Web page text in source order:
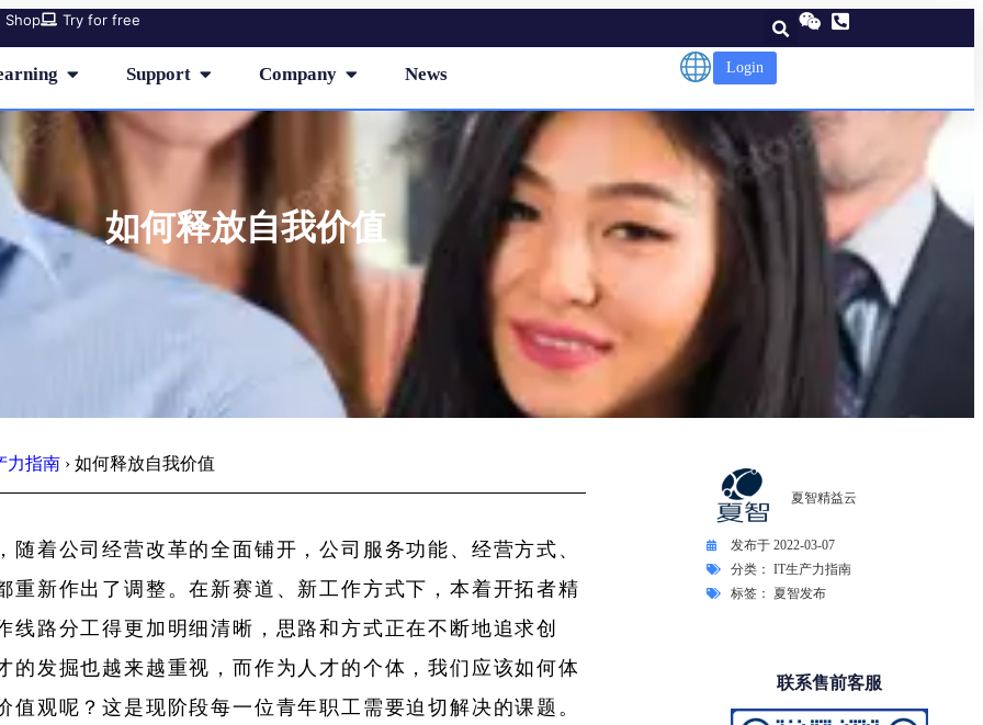
Shop Try for free
Support Company News Login
如何释放自我价值
力指南 ›如何释放自我价值
随着公司经营改革的全面铺开，公司服务功能、经营方式、
重新作出了调整。在新赛道、新工作方式下，本着开拓者精
线路分工得更加明细清晰，思路和方式正在不断地追求创
的发掘也越来越重视，而作为人才的个体，我们应该如何体
值观呢？这是现阶段每一位青年职工需要迫切解决的课题。
夏智精益云
发布于 2022-03-07
分类： IT生产力指南
标签： 夏智发布
联系售前客服